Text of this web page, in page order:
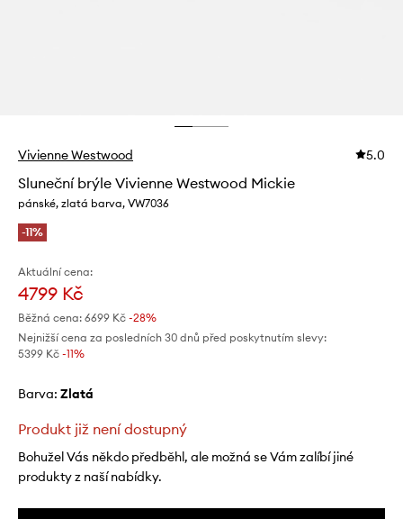
Vivienne Westwood 5.0
Sluneční brýle Vivienne Westwood Mickie
pánské, zlatá barva, VW7036
-11%
Aktuální cena:
4799 Kč
Běžná cena: 6699 Kč -28%
Nejnižší cena za posledních 30 dnů před poskytnutím slevy:
5399 Kč -11%
Barva: zlatá
Produkt již není dostupný
Bohužel Vás někdo předběhl, ale možná se Vám zalíbí jiné
produkty z naší nabídky.